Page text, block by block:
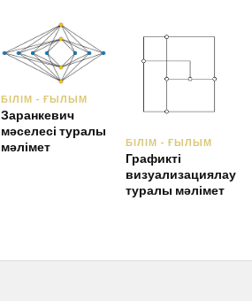
БІЛІМ - ҒЫЛЫМ
Заранкевич
мәселесі туралы
мәлімет
БІЛІМ - ҒЫЛЫМ
Графикті
визуализациялау
туралы мәлімет